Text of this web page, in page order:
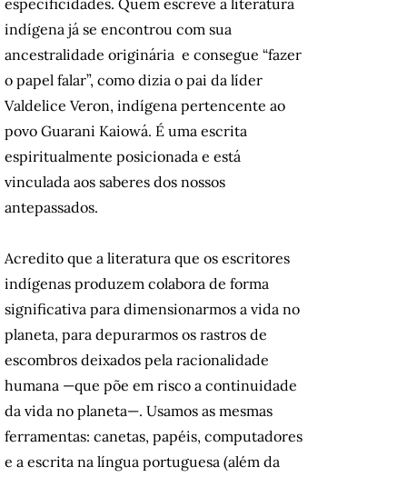
especificidades. Quem escreve a literatura
indígena já se encontrou com sua
ancestralidade originária e consegue “fazer
o papel falar”, como dizia o pai da líder
Valdelice Veron, indígena pertencente ao
povo Guarani Kaiowá. É uma escrita
espiritualmente posicionada e está
vinculada aos saberes dos nossos
antepassados.
Acredito que a literatura que os escritores
indígenas produzem colabora de forma
significativa para dimensionarmos a vida no
planeta, para depurarmos os rastros de
escombros deixados pela racionalidade
humana —que põe em risco a continuidade
da vida no planeta—. Usamos as mesmas
ferramentas: canetas, papéis, computadores
e a escrita na língua portuguesa (além da